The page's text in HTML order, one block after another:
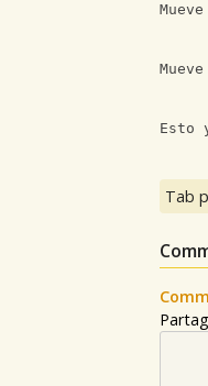
Esto
Tab